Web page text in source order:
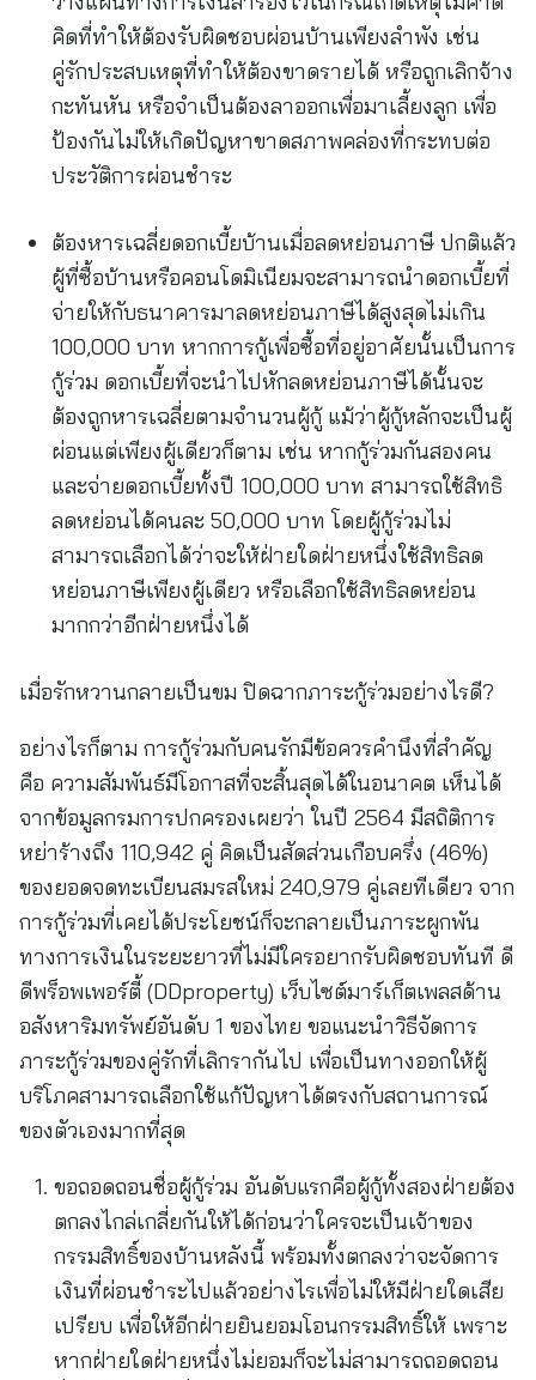
คิดที่ทำให้ต้องรับผิดชอบผ่อนบ้านเพียงลำพัง เช่น
คู่รักประสบเหตุที่ทำให้ต้องขาดรายได้ หรือถูกเลิกจ้าง
กะทันหัน หรือจำเป็นต้องลาออกเพื่อมาเลี้ยงลูก เพื่อ
ป้องกันไม่ให้เกิดปัญหาขาดสภาพคล่องที่กระทบต่อ
ประวัติการผ่อนชำระ
ต้องหารเฉลี่ยดอกเบี้ยบ้านเมื่อลดหย่อนภาษี ปกติแล้ว
ผู้ที่ซื้อบ้านหรือคอนโดมิเนียมจะสามารถนำดอกเบี้ยที่
จ่ายให้กับธนาคารมาลดหย่อนภาษีได้สูงสุดไม่เกิน
100,000 บาท หากการกู้เพื่อซื้อที่อยู่อาศัยนั้นเป็นการ
กู้ร่วม ดอกเบี้ยที่จะนำไปหักลดหย่อนภาษีได้นั้นจะ
ต้องถูกหารเฉลี่ยตามจำนวนผู้กู้ แม้ว่าผู้กู้หลักจะเป็นผู้
ผ่อนแต่เพียงผู้เดียวก็ตาม เช่น หากกู้ร่วมกันสองคน
และจ่ายดอกเบี้ยทั้งปี 100,000 บาท สามารถใช้สิทธิ
ลดหย่อนได้คนละ 50,000 บาท โดยผู้กู้ร่วมไม่
สามารถเลือกได้ว่าจะให้ฝ่ายใดฝ่ายหนึ่งใช้สิทธิลด
หย่อนภาษีเพียงผู้เดียว หรือเลือกใช้สิทธิลดหย่อน
มากกว่าอีกฝ่ายหนึ่งได้
เมื่อรักหวานกลายเป็นขม ปิดฉากภาระกู้ร่วมอย่างไรดี?
อย่างไรก็ตาม การกู้ร่วมกับคนรักมีข้อควรคำนึงที่สำคัญ
คือ ความสัมพันธ์มีโอกาสที่จะสิ้นสุดได้ในอนาคต เห็นได้
จากข้อมูลกรมการปกครองเผยว่า ในปี 2564 มีสถิติการ
หย่าร้างถึง 110,942 คู่ คิดเป็นสัดส่วนเกือบครึ่ง (46%)
ของยอดจดทะเบียนสมรสใหม่ 240,979 คู่เลยทีเดียว จาก
การกู้ร่วมที่เคยได้ประโยชน์ก็จะกลายเป็นภาระผูกพัน
ทางการเงินในระยะยาวที่ไม่มีใครอยากรับผิดชอบทันที ดี
ดีพร็อพเพอร์ตี้ (DDproperty) เว็บไซต์มาร์เก็ตเพลสด้าน
อสังหาริมทรัพย์อันดับ 1 ของไทย ขอแนะนำวิธีจัดการ
ภาระกู้ร่วมของคู่รักที่เลิกรากันไป เพื่อเป็นทางออกให้ผู้
บริโภคสามารถเลือกใช้แก้ปัญหาได้ตรงกับสถานการณ์
ของตัวเองมากที่สุด
ขอถอดถอนชื่อผู้กู้ร่วม อันดับแรกคือผู้กู้ทั้งสองฝ่ายต้อง
ตกลงไกล่เกลี่ยกันให้ได้ก่อนว่าใครจะเป็นเจ้าของ
กรรมสิทธิ์ของบ้านหลังนี้ พร้อมทั้งตกลงว่าจะจัดการ
เงินที่ผ่อนชำระไปแล้วอย่างไรเพื่อไม่ให้มีฝ่ายใดเสีย
เปรียบ เพื่อให้อีกฝ่ายยินยอมโอนกรรมสิทธิ์ให้ เพราะ
หากฝ่ายใดฝ่ายหนึ่งไม่ยอมก็จะไม่สามารถถอดถอน